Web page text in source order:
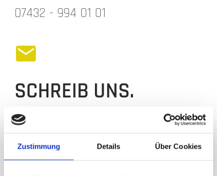
Zustimmung Details Über Cookies
07432 - 994 01 01
SCHREIB UNS.
info@erste-hilfe-zollernalb.de